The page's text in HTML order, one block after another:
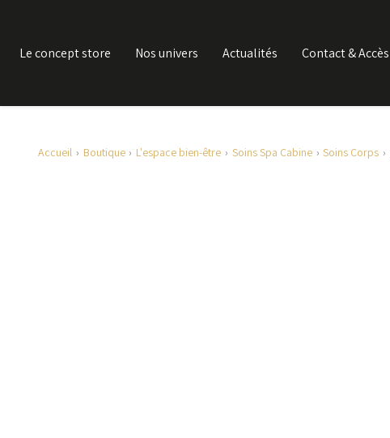
Le concept store Nos univers Actualités Contact & Accès
Accueil Boutique L'espace bien-être Soins Spa Cabine Soins Corps